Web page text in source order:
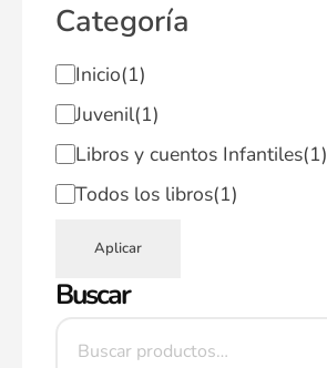
Categoría
Inicio(1)
Juvenil(1)
Libros y cuentos Infantiles(1)
Todos los libros(1)
Aplicar
Buscar